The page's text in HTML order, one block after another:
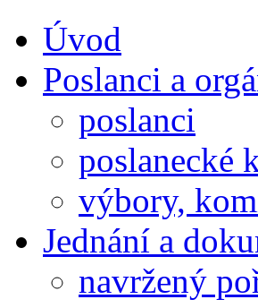
Úvod
Poslanci a
poslanci
poslanecké
výbory,
Jednání a
navržený